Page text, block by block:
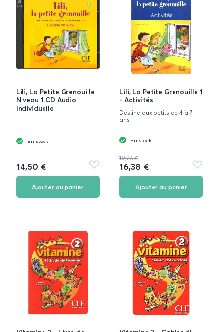
Lili, La Petite Grenouille
Niveau 1 CD Audio
Individuelle
En stock
14,50 €
Ajouter
aux
Ajouter au panier
Lili, La Petite Grenouille 1
- Activités
Destiné aux petits de 4 à 7
ans
En stock
19,26 €
16,38 €
Ajouter
aux
Ajouter au panier